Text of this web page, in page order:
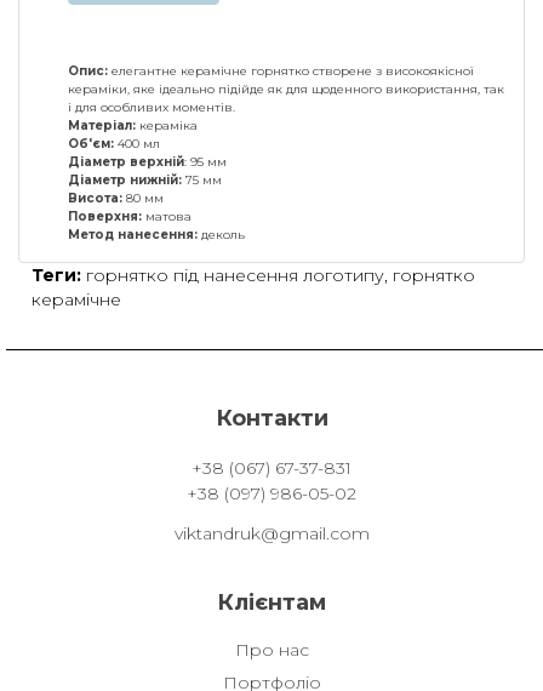
Опис: елегантне керамічне горнятко створене з високоякісної
кераміки, яке ідеально підійде як для щоденного використання, так
і для особливих моментів.
Матеріал: кераміка
Об'єм: 400 мл
Діаметр верхній: 95 мм
Діаметр нижній: 75 мм
Висота: 80 мм
Поверхня: матова
Метод нанесення: деколь
Теги: горнятко під нанесення логотипу, горнятко
керамічне
Контакти
+38 (067) 67-37-831
+38 (097) 986-05-02
viktandruk@gmail.com
Клієнтам
Про нас
Портфоліо